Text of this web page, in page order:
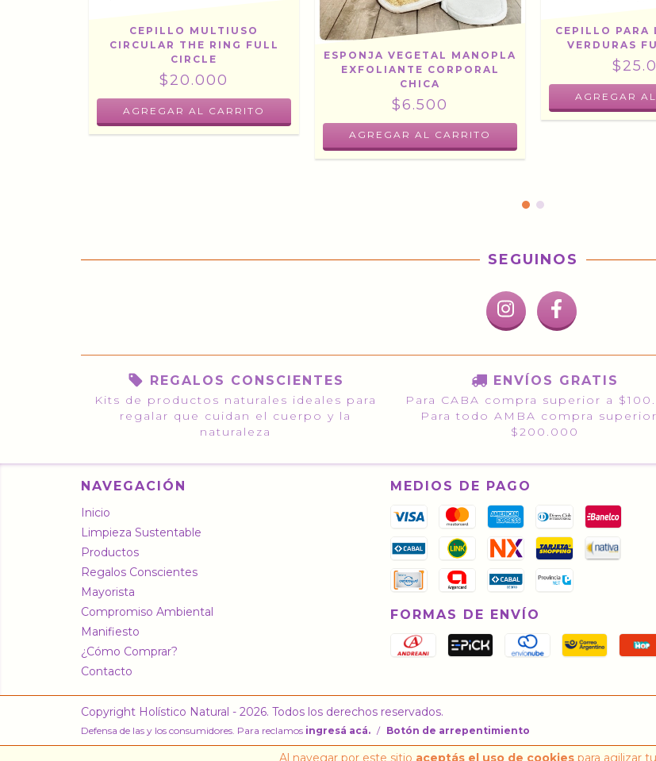
Al navegar por este sitio aceptás el uso de cookiespara agilizar
CEPILLO MULTIUSO
CIRCULAR THE RING FULL
CIRCLE
$20.000
ESPONJA VEGETAL MANOPLA
EXFOLIANTE CORPORAL
CHICA
$6.500
CEPILLO PARA
VERDURAS
SEGUINOS
REGALOS CONSCIENTES
Kits de productos naturales ideales para
regalar que cuidan el cuerpo y la
naturaleza
ENVÍOS GRATIS
Para CABA compra superior a
Para todo AMBA compra
$200.000
NAVEGACIÓN
Inicio
Limpieza Sustentable
Productos
Regalos Conscientes
Mayorista
Compromiso Ambiental
Manifiesto
¿Cómo Comprar?
Contacto
MEDIOS DE PAGO
FORMAS DE ENVÍO
Copyright Holístico Natural - 2026. Todos los derechos reservados.
Defensa de las y los consumidores. Para reclamos ingresá acá. / Botón de arrepentimiento